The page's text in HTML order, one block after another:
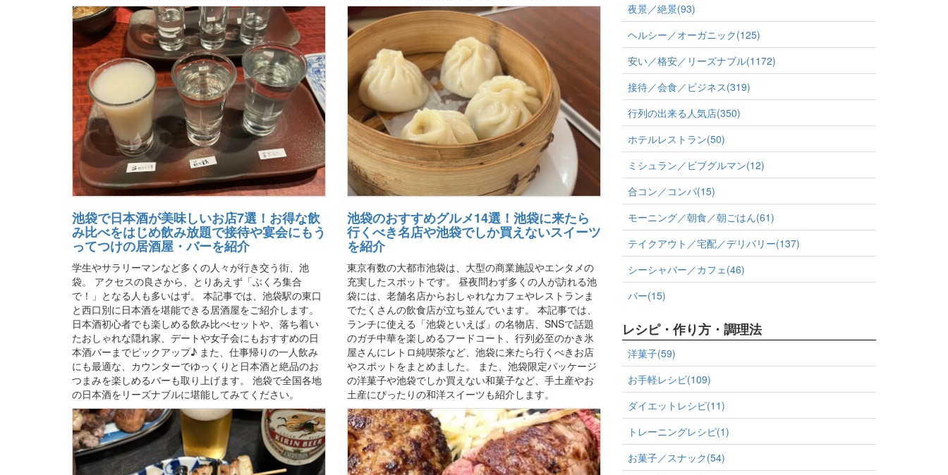
池袋で日本酒が美味しいお店7選！お得な飲
み比べをはじめ飲み放題で接待や宴会にもう
ってつけの居酒屋・バーを紹介
学生やサラリーマンなど多くの人々が行き交う街、池
袋。 アクセスの良さから、とりあえず「ぶくろ集合
で！」となる人も多いはず。 本記事では、池袋駅の東口
と西口別に日本酒を堪能できる居酒屋をご紹介します。
日本酒初心者でも楽しめる飲み比べセットや、落ち着い
たおしゃれな隠れ家、デートや女子会にもおすすめの日
本酒バーまでピックアップ♪ また、仕事帰りの一人飲み
にも最適な、カウンターでゆっくりと日本酒と絶品のお
つまみを楽しめるバーも取り上げます。 池袋で全国各地
の日本酒をリーズナブルに堪能してみてください。
池袋のおすすめグルメ14選！池袋に来たら
行くべき名店や池袋でしか買えないスイーツ
を紹介
東京有数の大都市池袋は、大型の商業施設やエンタメの
充実したスポットです。 昼夜問わず多くの人が訪れる池
袋には、老舗名店からおしゃれなカフェやレストランま
でたくさんの飲食店が立ち並んでいます。 本記事では、
ランチに使える「池袋といえば」の名物店、SNSで話題
のガチ中華を楽しめるフードコート、行列必至のかき氷
屋さんにレトロ純喫茶など、池袋に来たら行くべきお店
やスポットをまとめました。 また、池袋限定パッケージ
の洋菓子や池袋でしか買えない和菓子など、手土産やお
土産にぴったりの和洋スイーツも紹介します。
夜景／絶景(93)
ヘルシー／オーガニック(125)
安い／格安／リーズナブル(1172)
接待／会食／ビジネス(319)
行列の出来る人気店(350)
ホテルレストラン(50)
ミシュラン／ビブグルマン(12)
合コン／コンパ(15)
モーニング／朝食／朝ごはん(61)
テイクアウト／宅配／デリバリー(137)
シーシャバー／カフェ(46)
バー(15)
レシピ・作り方・調理法
洋菓子(59)
お手軽レシピ(109)
ダイエットレシピ(11)
トレーニングレシピ(1)
お菓子／スナック(54)